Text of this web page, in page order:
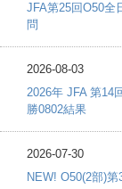
JFA第25回O50
問
2026-08-03
2026年 JFA 第14
勝0802結果
2026-07-30
NEW! O50(2部)第